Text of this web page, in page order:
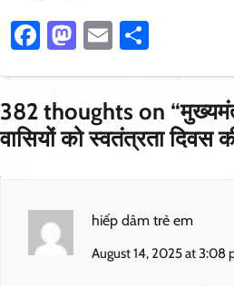
Facebook
Mastodon
Email
382 thoughts on “
वासियों को स्वतंत्रता दिवस
hiếp dâm trẻ em
August 14, 2025 at 3:08